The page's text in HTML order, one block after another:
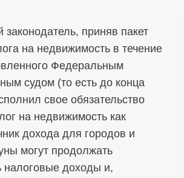
приняв пакет
на недвижимость в течение
Федеральным
судом (то есть до конца
свое обязательство
на недвижимость как
дохода для городов и
могут продолжать
налоговые доходы и,